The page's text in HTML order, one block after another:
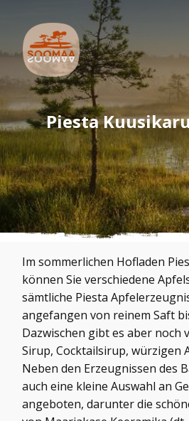
Piesta
Im sommerlichen Hofladen
können Sie verschiedene
sämtliche Piesta
angefangen von reinem Saft
Dazwischen gibt es aber noch
Sirup, Cocktailsirup, würzigen
Neben den Erzeugnissen des
auch eine kleine Auswahl an
angeboten, darunter die